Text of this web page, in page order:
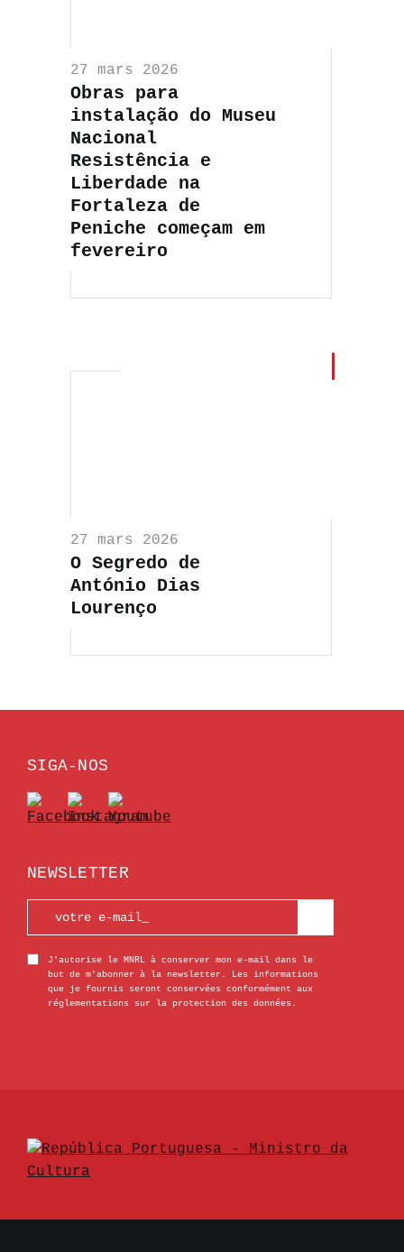
27 mars 2026
Obras para
instalação do Museu
Nacional
Resistência e
Liberdade na
Fortaleza de
Peniche começam em
fevereiro
27 mars 2026
O Segredo de
António Dias
Lourenço
SIGA-NOS
NEWSLETTER
J'autorise le MNRL à conserver mon e-mail dans le
but de m'abonner à la newsletter. Les informations
que je fournis seront conservées conformément aux
réglementations sur la protection des données.